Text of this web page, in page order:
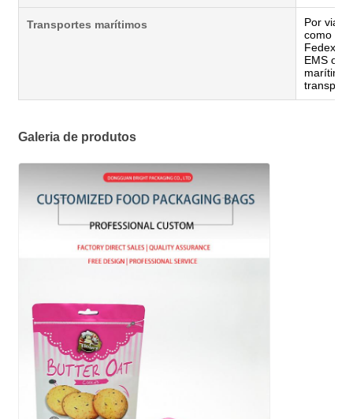
Transportes marítimos
Por via
como
Fedex,
EMS ou
marítima
Galeria de produtos